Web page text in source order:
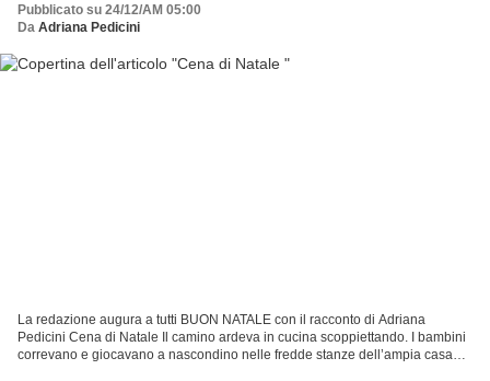
Pubblicato su 24/12/AM 05:00
Da Adriana Pedicini
La redazione augura a tutti BUON NATALE con il racconto di Adriana
Pedicini Cena di Natale Il camino ardeva in cucina scoppiettando. I bambini
correvano e giocavano a nascondino nelle fredde stanze dell’ampia casa